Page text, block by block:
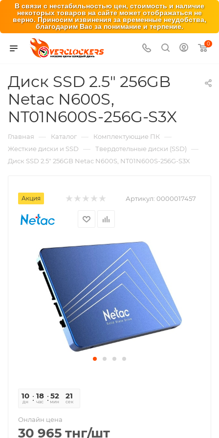
В связи с нестабильностью цен, стоимость и наличие
некоторых товаров на сайте может отображаться не
верно. Приносим извинения за временные неудобства,
благодарим Вас за понимание и терпение.
0
Диск SSD 2.5" 256GB
Netac N600S,
NT01N600S-256G-S3X
Главная — Каталог — Комплектующие ПК —
Жесткие диски и SSD — Твердотельные диски (SSD) —
Диск SSD 2.5" 256GB Netac N600S, NT01N600S-256G-S3X
Акция Артикул: 0000017457
10
дн
18
час
52
мин
21
сек
Онлайн цена
30 965 тнг/шт